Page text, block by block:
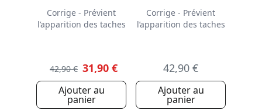
Corrige - Prévient
l’apparition des taches
42,90 € 31,90 €
Ajouter au
panier
Corrige - Prévient
l’apparition des taches
42,90 €
Ajouter au
panier